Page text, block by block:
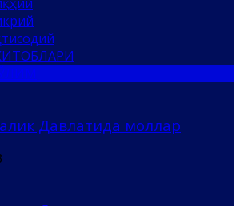
Давлатида моллар